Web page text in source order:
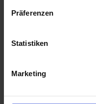
Präferenzen
Statistiken
Marketing